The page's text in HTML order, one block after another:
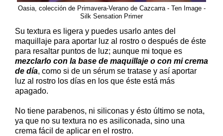
Oasia, colección de Primavera-Verano de Cazcarra - Ten Image -
Silk Sensation Primer
Su textura es ligera y puedes usarlo antes del
maquillaje para aportar luz al rostro o después de éste
para resaltar puntos de luz; aunque mi toque es
mezclarlo con la base de maquillaje o con mi crema
de día, como si de un sérum se tratase y así aportar
luz al rostro los días en los que éste está más
apagado.
No tiene parabenos, ni siliconas y ésto último se nota,
ya que no su textura no es asiliconada, sino una
crema fácil de aplicar en el rostro.